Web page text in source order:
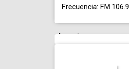
Frecuencia: FM 106.9
Anuncio